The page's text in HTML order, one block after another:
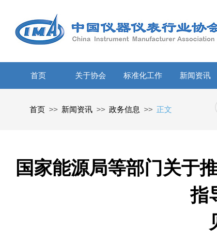
首页 关于协会 标准化工作 新闻资讯
首页 >> 新闻资讯 >> 政务信息 >> 正文
国家能源局等部门关于
指